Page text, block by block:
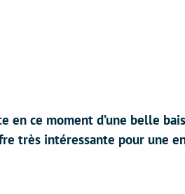
en ce moment d’une belle
très intéressante pour une